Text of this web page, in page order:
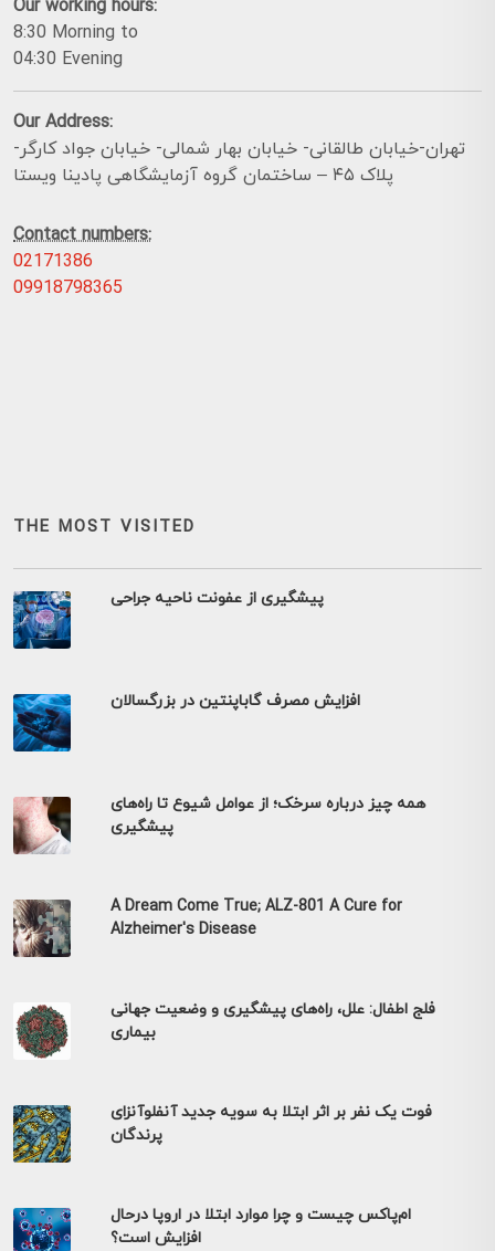
Our working hours:
8:30 Morning to
04:30 Evening
Our Address:
تهران-خیابان طالقانی- خیابان بهار شمالی- خیابان جواد کارگر-
پلاک ۴۵ – ساختمان گروه آزمایشگاهی پادینا ویستا
Contact numbers:
02171386
09918798365
THE MOST VISITED
پیشگیری از عفونت ناحیه جراحی
افزایش مصرف گاباپنتین در بزرگسالان
همه چیز درباره سرخک؛ از عوامل شیوع تا راه‌های
پیشگیری
A Dream Come True; ALZ-801 A Cure for
Alzheimer's Disease
فلج اطفال: علل، راه‌های پیشگیری و وضعیت جهانی
بیماری
فوت یک نفر بر اثر ابتلا به سویه جدید آنفلوآنزای
پرندگان
ام‌پاکس چیست و چرا موارد ابتلا در اروپا درحال
افزایش است؟